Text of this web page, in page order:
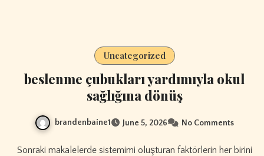
Uncategorized
beslenme çubukları yardımıyla okul
sağlığına dönüş
brandenbaine1 June 5, 2026 No Comments
Sonraki makalelerde sistemimi oluşturan faktörlerin her birini